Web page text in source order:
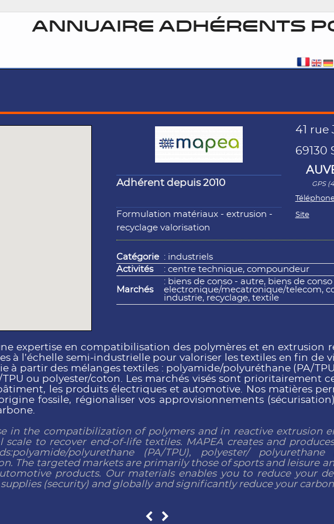
ANNUAIRE ADHÉRENTS
Adhérent depuis 2010
Formulation matériaux - extrusion -
recyclage valorisation
41 rue
69130
GPS
Site
Catégorie
: industriels
Activités
: centre technique, compoundeur
Marchés
: biens de conso - autre, biens de conso
electronique/mecatronique/telecom,
industrie, recyclage, textile
expertise en compatibilisation des polymères et en
à l’échelle semi-industrielle pour valoriser les textiles en fin de
à partir des mélanges textiles : polyamide/polyuréthane (PA/
TPU ou polyester/coton. Les marchés visés sont prioritairement
les produits électriques et automotive. Nos matières
fossile, régionaliser vos approvisionnements
in the compatibilization of polymers and in reactive extrusion
to recover end-of-life textiles. MAPEA creates and
polyurethane (PA/TPU), polyester/ polyurethane
The targeted markets are primarily those of sports and leisure
products. Our materials enables you to reduce your
(security) and globally and significantly reduce your